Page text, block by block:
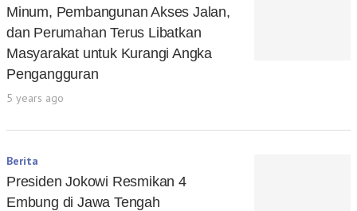
Minum, Pembangunan Akses Jalan,
dan Perumahan Terus Libatkan
Masyarakat untuk Kurangi Angka
Pengangguran
5 years ago
Berita
Presiden Jokowi Resmikan 4
Embung di Jawa Tengah